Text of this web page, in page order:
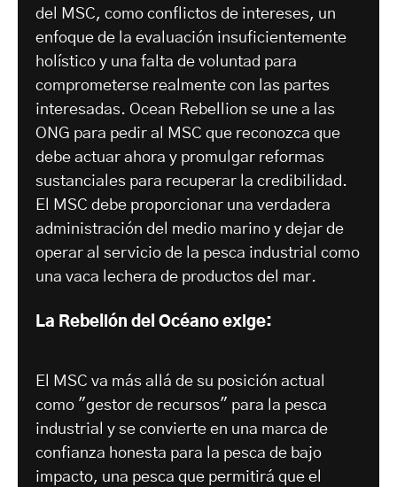
del MSC, como conflictos de intereses, un
enfoque de la evaluación insuficientemente
holístico y una falta de voluntad para
comprometerse realmente con las partes
interesadas. Ocean Rebellion se une a las
ONG para pedir al MSC que reconozca que
debe actuar ahora y promulgar reformas
sustanciales para recuperar la credibilidad.
El MSC debe proporcionar una verdadera
administración del medio marino y dejar de
operar al servicio de la pesca industrial como
una vaca lechera de productos del mar.
La Rebelión del Océano exige:
El MSC va más allá de su posición actual
como "gestor de recursos" para la pesca
industrial y se convierte en una marca de
confianza honesta para la pesca de bajo
impacto, una pesca que permitirá que el